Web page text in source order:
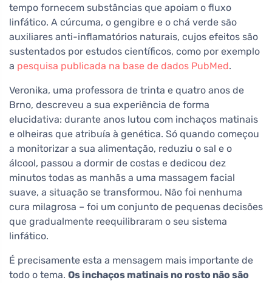
tempo fornecem substâncias que apoiam o fluxo
linfático. A cúrcuma, o gengibre e o chá verde são
auxiliares anti-inflamatórios naturais, cujos efeitos são
sustentados por estudos científicos, como por exemplo
a pesquisa publicada na base de dados PubMed.
Veronika, uma professora de trinta e quatro anos de
Brno, descreveu a sua experiência de forma
elucidativa: durante anos lutou com inchaços matinais
e olheiras que atribuía à genética. Só quando começou
a monitorizar a sua alimentação, reduziu o sal e o
álcool, passou a dormir de costas e dedicou dez
minutos todas as manhãs a uma massagem facial
suave, a situação se transformou. Não foi nenhuma
cura milagrosa – foi um conjunto de pequenas decisões
que gradualmente reequilibraram o seu sistema
linfático.
É precisamente esta a mensagem mais importante de
todo o tema. Os inchaços matinais no rosto não são